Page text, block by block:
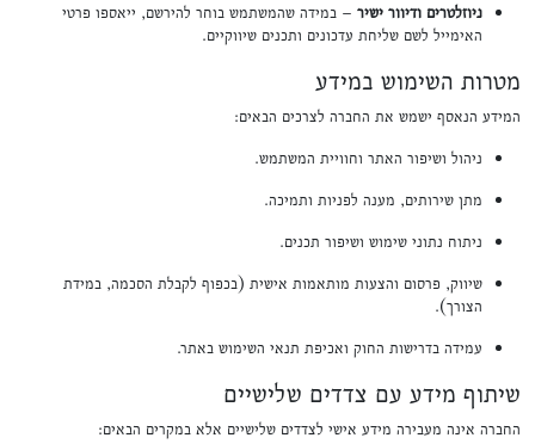
ניוזלטרים ודיוור ישיר – במידה שהמשתמש בוחר להירשם, ייאספו פרטי
האימייל לשם שליחת עדכונים ותכנים שיווקיים.
מטרות השימוש במידע
המידע הנאסף ישמש את החברה לצרכים הבאים:
ניהול ושיפור האתר וחוויית המשתמש.
מתן שירותים, מענה לפניות ותמיכה.
ניתוח נתוני שימוש ושיפור תכנים.
שיווק, פרסום והצעות מותאמות אישית (בכפוף לקבלת הסכמה, במידת
הצורך).
עמידה בדרישות החוק ואכיפת תנאי השימוש באתר.
שיתוף מידע עם צדדים שלישיים
החברה אינה מעבירה מידע אישי לצדדים שלישיים אלא במקרים הבאים: